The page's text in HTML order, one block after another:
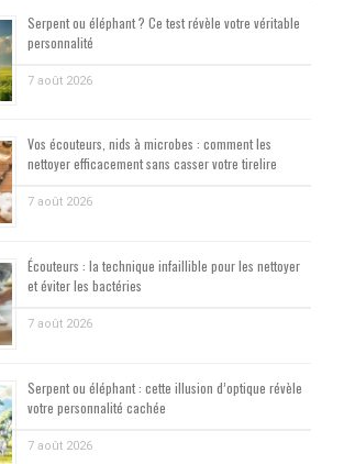
Serpent ou éléphant ? Ce test révèle votre véritable
personnalité
7 août 2026
Vos écouteurs, nids à microbes : comment les
nettoyer efficacement sans casser votre tirelire
7 août 2026
Écouteurs : la technique infaillible pour les nettoyer
et éviter les bactéries
7 août 2026
Serpent ou éléphant : cette illusion d’optique révèle
votre personnalité cachée
7 août 2026